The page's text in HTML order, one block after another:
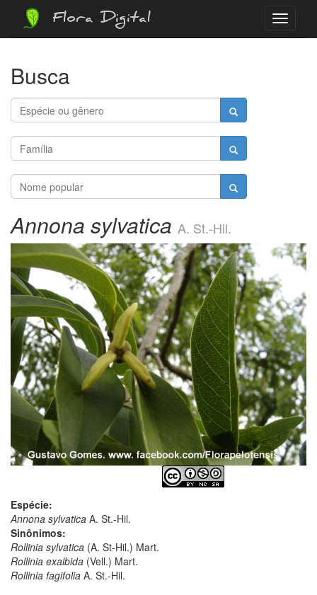
Menu
Flora Digital
Busca
Annona sylvatica A. St.-Hil.
Espécie:
Annona sylvatica A. St.-Hil.
Sinônimos:
Rollinia sylvatica (A. St-Hil.) Mart.
Rollinia exalbida (Vell.) Mart.
Rollinia fagifolia A. St.-Hil.